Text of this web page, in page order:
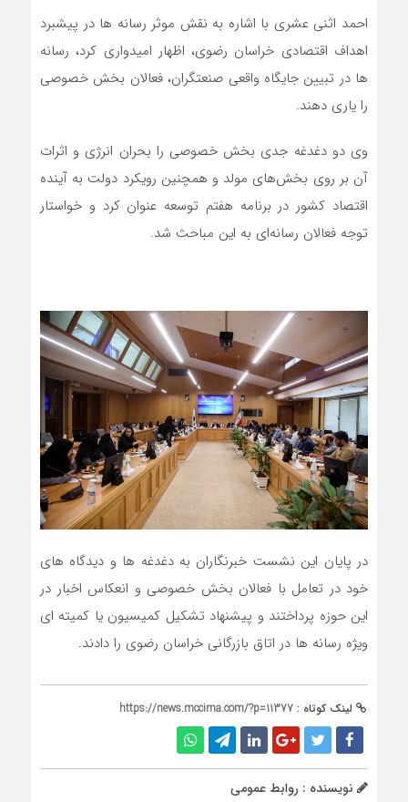
احمد اثنی عشری با اشاره به نقش موثر رسانه ها در پیشبرد
اهداف اقتصادی خراسان رضوی، اظهار امیدواری کرد، رسانه
ها در تبیین جایگاه واقعی صنعتگران، فعالان بخش خصوصی
را یاری دهند.
وی دو دغدغه جدی بخش خصوصی را بحران انرژی و اثرات
آن بر روی بخش‌های مولد و همچنین رویکرد دولت به آینده
اقتصاد کشور در برنامه هفتم توسعه عنوان کرد و خواستار
توجه فعالان رسانه‌ای به این مباحث شد.
در پایان این نشست خبرنگاران به دغدغه ها و دیدگاه های
خود در تعامل با فعالان بخش خصوصی و انعکاس اخبار در
این حوزه پرداختند و پیشنهاد تشکیل کمیسیون یا کمیته ای
ویژه رسانه ها در اتاق بازرگانی خراسان رضوی را دادند.
لینک کوتاه : https://news.mccima.com/?p=11377
نویسنده : روابط عمومی